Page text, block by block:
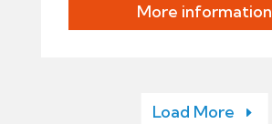
More information
Load More